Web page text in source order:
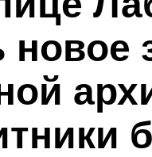
новое